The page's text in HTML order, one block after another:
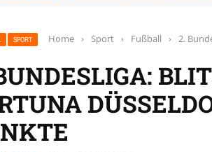
SPORT Home › Sport › Fußball › 2.